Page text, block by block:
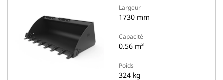
Largeur
1730 mm
Capacité
0.56 m³
Poids
324 kg